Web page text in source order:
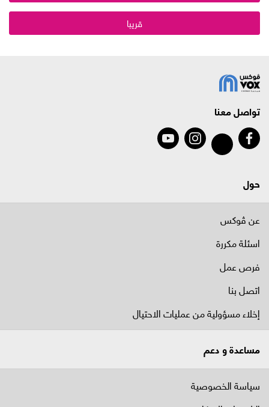
قريبا
تواصل معنا
حول
عن ڤوكس
اسئلة مكررة
فرص عمل
اتصل بنا
إخلاء مسؤولية من عمليات الاحتيال
مساعدة و دعم
سياسة الخصوصية